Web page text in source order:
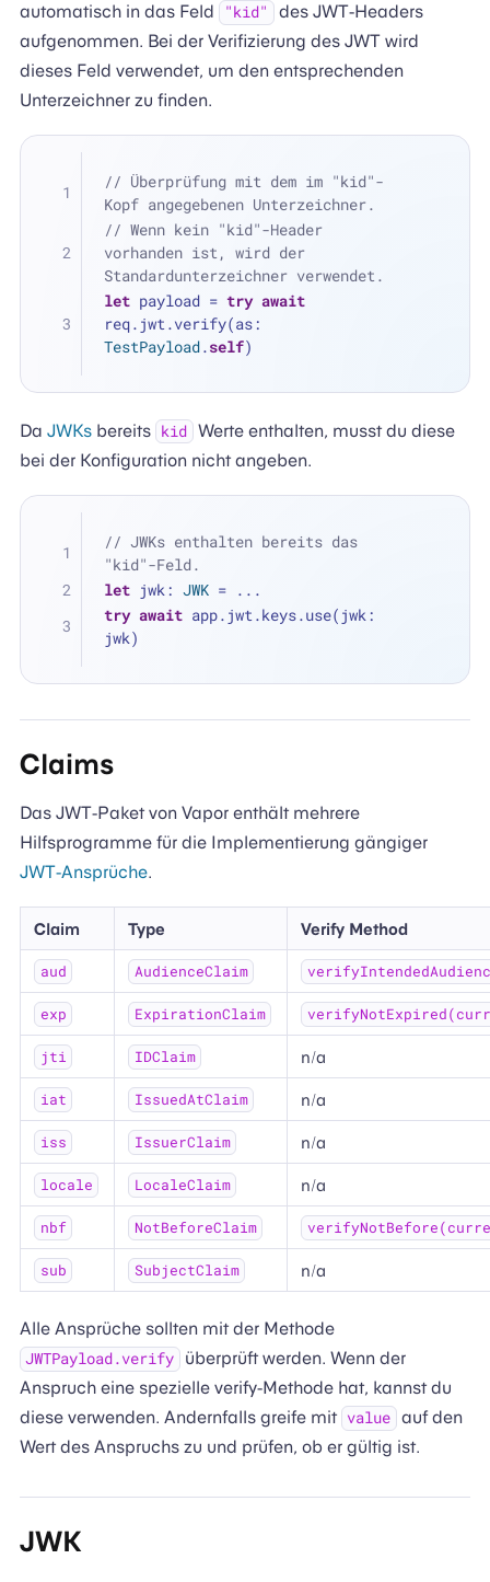
automatisch in das Feld
"kid"
des JWT-Headers
aufgenommen. Bei der Verifizierung des JWT wird
dieses Feld verwendet, um den entsprechenden
Unterzeichner zu finden.
// Überprüfung mit dem im "kid"-
Kopf angegebenen Unterzeichner.
// Wenn kein "kid"-Header
vorhanden ist, wird der
Standardunterzeichner verwendet.
let payload = try await
TestPayload.self)
Da JWKsbereits kid Werte enthalten, musst du diese
bei der Konfiguration nicht angeben.
// JWKs enthalten bereits das
"kid"-Feld.
let jwk: JWK = ...
try await app.jwt.keys.use(jwk:
jwk)
Claims
Das JWT-Paket von Vapor enthält mehrere
Hilfsprogramme für die Implementierung gängiger
JWT-Ansprüche.
Claim Type Verify Method
aud AudienceClaim
exp ExpirationClaim
jti IDClaim n/a
iat IssuedAtClaim n/a
iss IssuerClaim n/a
locale LocaleClaim n/a
nbf NotBeforeClaim
sub SubjectClaim n/a
Alle Ansprüche sollten mit der Methode
JWTPayload.verify
überprüft werden. Wenn der
Anspruch eine spezielle verify-Methode hat, kannst du
diese verwenden. Andernfalls greife mit value auf den
Wert des Anspruchs zu und prüfen, ob er gültig ist.
JWK